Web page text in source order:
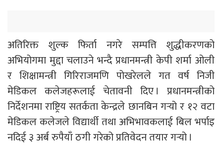
अतिरिक्त शुल्क फिर्ता नगरे सम्पत्ति शुद्धीकरणको
अभियोगमा मुद्दा चलाउने भन्दै प्रधानमन्त्री केपी शर्मा ओली
र शिक्षामन्त्री गिरिराजमणि पोखरेलले गत वर्ष निजी
मेडिकल कलेजहरूलाई चेतावनी दिए । प्रधानमन्त्रीको
निर्देशनमा राष्ट्रिय सतर्कता केन्द्रले छानबिन गर्‍यो र १२ वटा
मेडिकल कलेजले विद्यार्थी तथा अभिभावकलाई बिल भर्पाइ
नदिई ३ अर्ब रुपैयाँ ठगी गरेको प्रतिवेदन तयार गर्‍यो ।